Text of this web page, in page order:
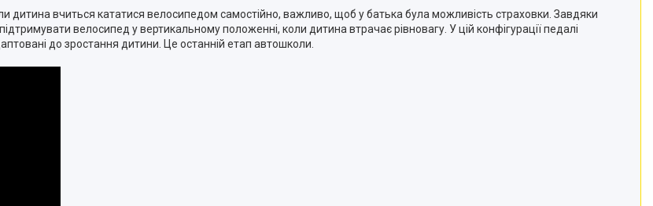
дитина вчиться кататися велосипедом самостійно, важливо, щоб у батька була можливість страховки. Завдяки
велосипед у вертикальному положенні, коли дитина втрачає рівновагу. У цій конфігурації педалі
до зростання дитини. Це останній етап автошколи.